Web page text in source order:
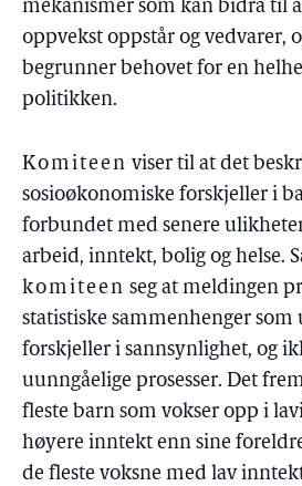
mekanismer som kan bidra til
oppvekst oppstår og vedvarer,
begrunner behovet for en
politikken.
Komiteen viser til at det
sosioøkonomiske forskjeller i
forbundet med senere
arbeid, inntekt, bolig og helse.
komiteen seg at meldingen
statistiske sammenhenger
forskjeller i sannsynlighet, og
uunngåelige prosesser. Det
fleste barn som vokser opp i
høyere inntekt enn sine
de fleste voksne med lav